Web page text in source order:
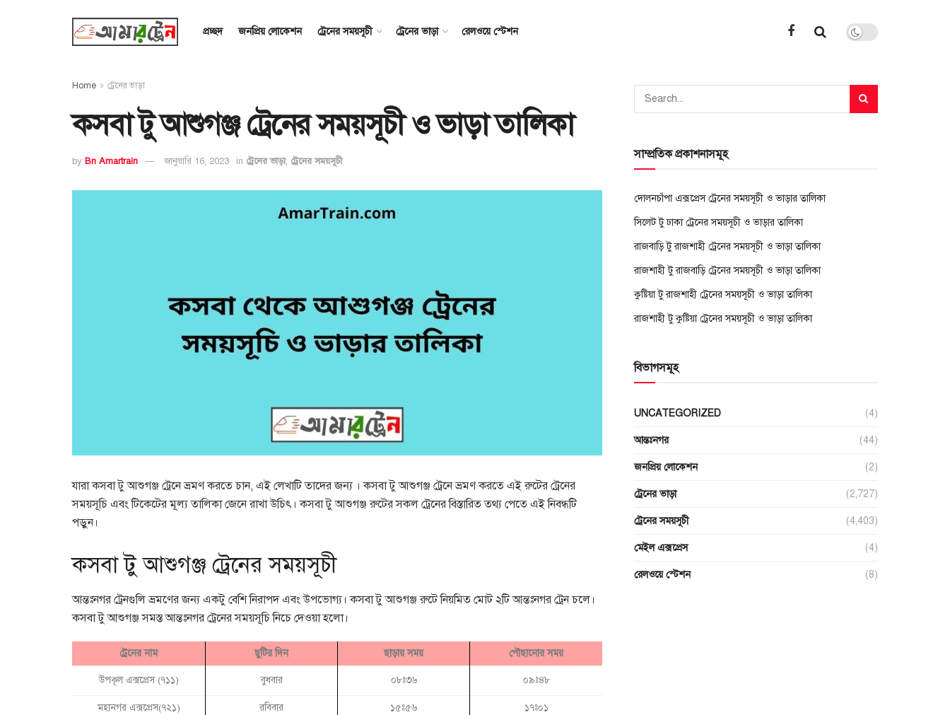
প্রচ্ছদ জনপ্রিয় লোকেশন ট্রেনের সময়সূচী ট্রেনের ভাড়া রেলওয়ে স্টেশন
Home ট্রেনের ভাড়া
কসবা টু আশুগঞ্জ ট্রেনের সময়সূচী ও ভাড়া তালিকা
by Bn Amartrain জানুয়ারি 16, 2023 in ট্রেনের ভাড়া, ট্রেনের সময়সূচী
যারা কসবা টু আশুগঞ্জ ট্রেনে ভ্রমণ করতে চান, এই লেখাটি তাদের জন্য । কসবা টু আশুগঞ্জ ট্রেনে ভ্রমণ করতে এই রুটের ট্রেনের
সময়সূচি এবং টিকেটের মূল্য তালিকা জেনে রাখা উচিৎ। কসবা টু আশুগঞ্জ রুটের সকল ট্রেনের বিস্তারিত তথ্য পেতে এই নিবন্ধটি
পড়ুন।
কসবা টু আশুগঞ্জ ট্রেনের সময়সূচী
আন্তঃনগর ট্রেনগুলি ভ্রমণের জন্য একটু বেশি নিরাপদ এবং উপভোগ্য। কসবা টু আশুগঞ্জ রুটে নিয়মিত মোট ২টি আন্তঃনগর ট্রেন চলে।
কসবা টু আশুগঞ্জ সমস্ত আন্তঃনগর ট্রেনের সময়সূচি নিচে দেওয়া হলো।
ট্রেনের নাম ছুটির দিন ছাড়ায় সময় পৌছানোর সময়
উপকূল এক্সপ্রেস (৭১১) বুধবার ০৮ঃ৩৬ ০৯ঃ৪৮
মহানগর এক্সপ্রেস(৭২১) রবিবার ১৫ঃ৫৬ ১৭ঃ০১
সাম্প্রতিক প্রকাশনাসমূহ
দোলনচাঁপা এক্সপ্রেস ট্রেনের সময়সূচী ও ভাড়ার তালিকা
সিলেট টু ঢাকা ট্রেনের সময়সূচী ও ভাড়ার তালিকা
রাজবাড়ি টু রাজশাহী ট্রেনের সময়সূচী ও ভাড়া তালিকা
রাজশাহী টু রাজবাড়ি ট্রেনের সময়সূচী ও ভাড়া তালিকা
কুষ্টিয়া টু রাজশাহী ট্রেনের সময়সূচী ও ভাড়া তালিকা
রাজশাহী টু কুষ্টিয়া ট্রেনের সময়সূচী ও ভাড়া তালিকা
বিভাগসমূহ
UNCATEGORIZED (4)
আন্তঃনগর (44)
জনপ্রিয় লোকেশন (2)
ট্রেনের ভাড়া (2,727)
ট্রেনের সময়সূচী (4,403)
মেইল এক্সপ্রেস (4)
রেলওয়ে স্টেশন (8)